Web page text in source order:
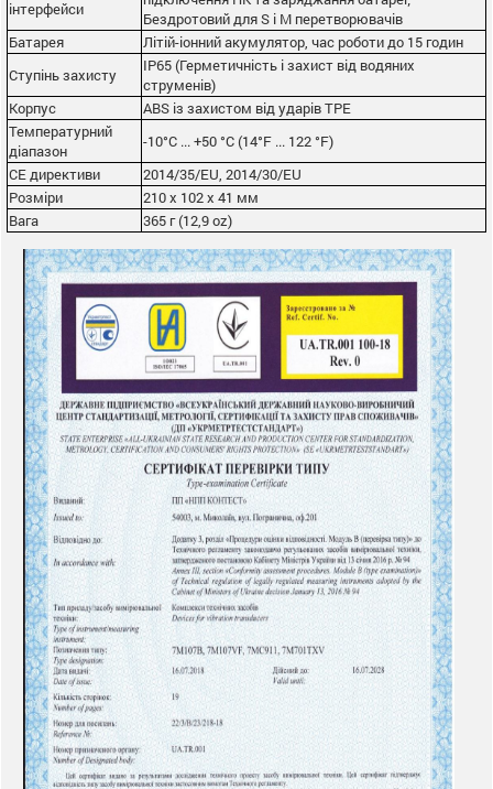
інтерфейси
Бездротовий для S i M перетворювачів
Батарея
Літій-іонний акумулятор, час роботи до 15 годин
Ступінь захисту
IP65 (Герметичність і захист від водяних
струменів)
Корпус
ABS із захистом від ударів ТРЕ
Температурний
діапазон
-10°C ... +50 °C (14°F ... 122 °F)
СЕ директиви
2014/35/EU, 2014/30/EU
Розміри
210 х 102 х 41 мм
Вага
365 г (12,9 oz)